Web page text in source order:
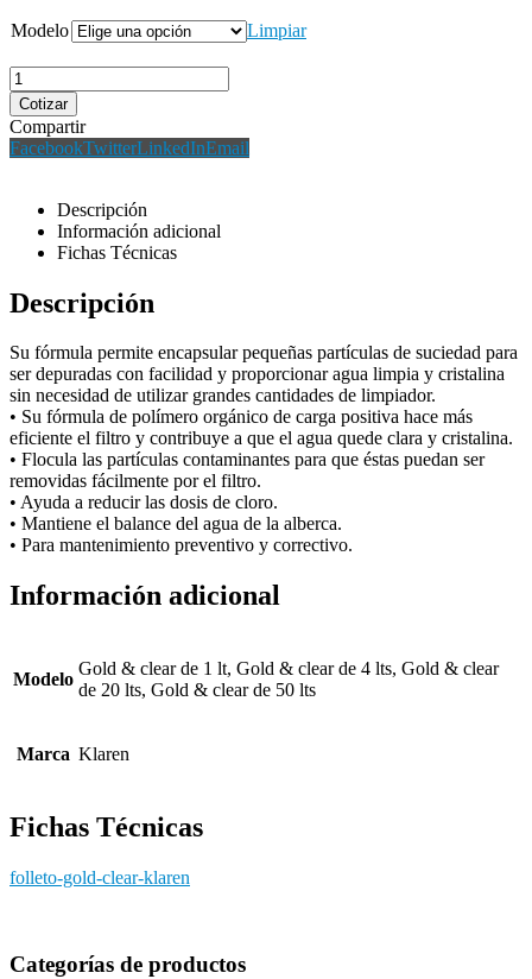
Modelo Limpiar
Cotizar
Compartir
FacebookTwitterLinkedInEmail
Descripción
Información adicional
Fichas Técnicas
Descripción
Su fórmula permite encapsular pequeñas partículas de suciedad para
ser depuradas con facilidad y proporcionar agua limpia y cristalina
sin necesidad de utilizar grandes cantidades de limpiador.
• Su fórmula de polímero orgánico de carga positiva hace más
eficiente el filtro y contribuye a que el agua quede clara y cristalina.
• Flocula las partículas contaminantes para que éstas puedan ser
removidas fácilmente por el filtro.
• Ayuda a reducir las dosis de cloro.
• Mantiene el balance del agua de la alberca.
• Para mantenimiento preventivo y correctivo.
Información adicional
Modelo
Gold & clear de 1 lt, Gold & clear de 4 lts, Gold & clear
de 20 lts, Gold & clear de 50 lts
Marca Klaren
Fichas Técnicas
folleto-gold-clear-klaren
Categorías de productos